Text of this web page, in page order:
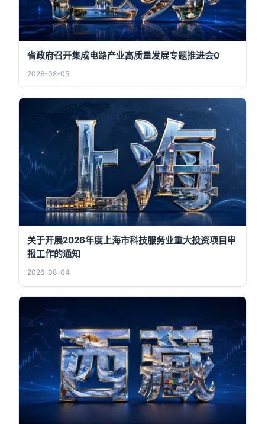
省政府召开集成电路产业高质量发展专题推进会0
2026-08-05
关于开展2026年度上海市科技服务业重大投资项目申
报工作的通知
2026-08-04